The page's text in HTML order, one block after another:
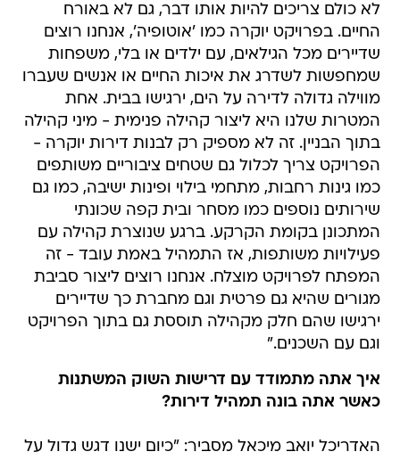
לא כולם צריכים להיות אותו דבר, גם לא באורח
החיים. בפרויקט יוקרה כמו 'אוטופיה', אנחנו רוצים
שדיירים מכל הגילאים, עם ילדים או בלי, משפחות
שמחפשות לשדרג את איכות החיים או אנשים שעברו
מווילה גדולה לדירה על הים, ירגישו בבית. אחת
המטרות שלנו היא ליצור קהילה פנימית - מיני קהילה
בתוך הבניין. זה לא מספיק רק לבנות דירות יוקרה -
הפרויקט צריך לכלול גם שטחים ציבוריים משותפים
כמו גינות רחבות, מתחמי בילוי ופינות ישיבה, כמו גם
שירותים נוספים כמו מסחר ובית קפה שכונתי
המתכונן בקומת הקרקע. ברגע שנוצרת קהילה עם
פעילויות משותפות, אז התמהיל באמת עובד - זה
המפתח לפרויקט מוצלח. אנחנו רוצים ליצור סביבת
מגורים שהיא גם פרטית וגם מחברת כך שדיירים
ירגישו שהם חלק מקהילה תוססת גם בתוך הפרויקט
וגם עם השכנים."
איך אתה מתמודד עם דרישות השוק המשתנות
כאשר אתה בונה תמהיל דירות?
האדריכל יואב מיכאל מסביר: "כיום ישנו דגש גדול על